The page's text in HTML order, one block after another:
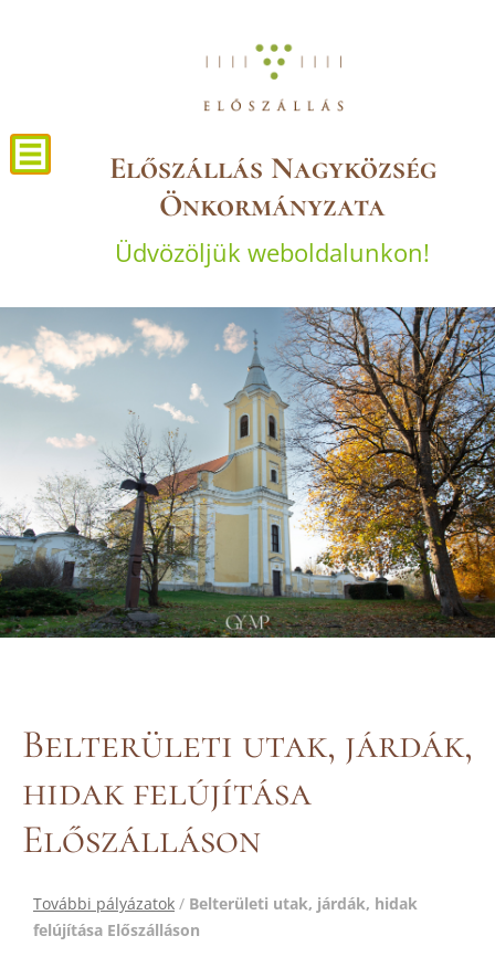
Előszállás Nagyközség
Önkormányzata
Üdvözöljük weboldalunkon!
Belterületi utak, járdák,
hidak felújítása
Előszálláson
További pályázatok / Belterületi utak, járdák, hidak
felújítása Előszálláson